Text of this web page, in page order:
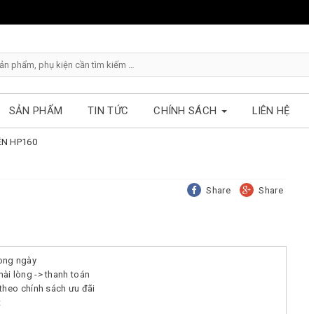
SẢN PHẨM TIN TỨC CHÍNH SÁCH LIÊN HỆ
HP160
Share Share
ngày
lòng -> thanh toán
chính sách ưu đãi